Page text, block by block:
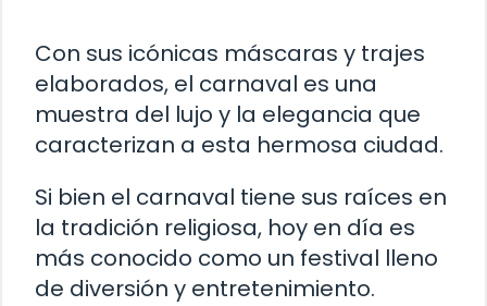
Con sus icónicas máscaras y trajes
elaborados, el carnaval es una
muestra del lujo y la elegancia que
caracterizan a esta hermosa ciudad.
Si bien el carnaval tiene sus raíces en
la tradición religiosa, hoy en día es
más conocido como un festival lleno
de diversión y entretenimiento.